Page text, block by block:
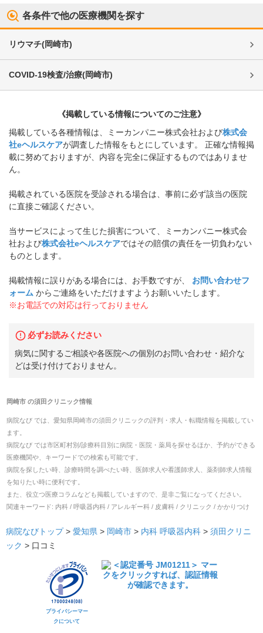
各条件で他の医療機関を探す
リウマチ(岡崎市)
COVID-19検査/治療(岡崎市)
《掲載している情報についてのご注意》
掲載している各種情報は、ミーカンパニー株式会社および株式会
社eヘルスケアが調査した情報をもとにしています。 正確な情報掲
載に努めておりますが、内容を完全に保証するものではありませ
ん。
掲載されている医院を受診される場合は、事前に必ず該当の医院
に直接ご確認ください。
当サービスによって生じた損害について、ミーカンパニー株式会
社および株式会社eヘルスケアではその賠償の責任を一切負わない
ものとします。
掲載情報に誤りがある場合には、お手数ですが、
お問い合わせフ
ォーム からご連絡をいただけますようお願いいたします。
※お電話での対応は行っておりません
必ずお読みください
病気に関するご相談や各医院への個別のお問い合わせ・紹介な
どは受け付けておりません。
岡崎市の須田クリニック情報
病院なび では、 愛知県 岡崎市の須田クリニックの評判・求人・転職情報を掲載してい
ます。
病院なび では市区町村別/診療科目別に病院・医院・薬局を探せるほか、予約ができる
医療機関や、キーワードでの検索も可能です。
病院を探したい時、診療時間を調べたい時、医師求人や看護師求人、薬剤師求人情報
を知りたい時に便利です。
また、役立つ医療コラムなども掲載していますので、是非ご覧になってください。
関連キーワード: 内科 / 呼吸器内科 / アレルギー科 / 皮膚科 / クリニック / かかりつけ
病院なびトップ > 愛知県 > 岡崎市 > 内科 呼吸器内科 > 須田クリニ
ック > 口コミ
プライバシーマー
クについて